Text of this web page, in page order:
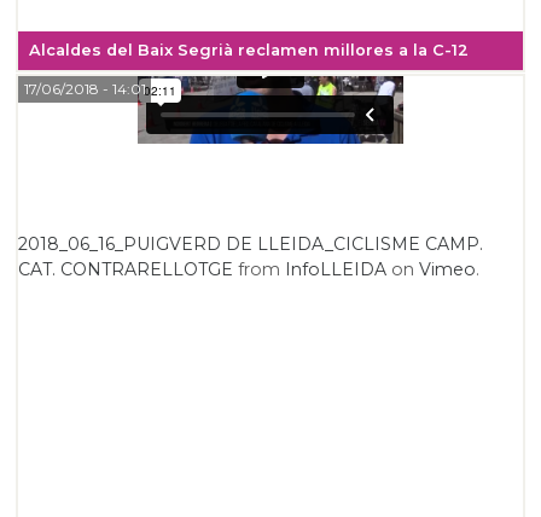
Alcaldes del Baix Segrià reclamen millores a la C-12
2018_06_16_PUIGVERD DE LLEIDA_CICLISME CAMP.
CAT. CONTRARELLOTGE from InfoLLEIDA onVimeo.
17/06/2018 - 14:01